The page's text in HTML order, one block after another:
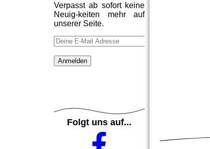
Verpasst ab sofort keine
Neuig-keiten mehr auf
unserer Seite.
Folgt uns auf...